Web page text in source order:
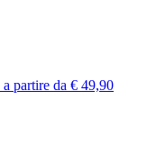
a partire da € 49,90